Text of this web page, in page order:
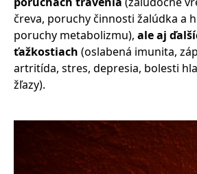
čreva, poruchy činnosti žalúdka a
poruchy metabolizmu), ale aj
ťažkostiach (oslabená imunita,
artritída, stres, depresia, bolesti
žľazy).